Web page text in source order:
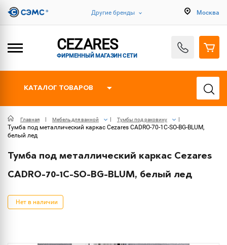
Другие бренды Москва
CEZARES
ФИРМЕННЫЙ МАГАЗИН СЕТИ
КАТАЛОГ ТОВАРОВ
Главная Мебель для ванной Тумбы под раковину
Тумба под металлический каркас Cezares CADRO-70-1C-SO-BG-BLUM,
белый лед
Тумба под металлический каркас Cezares
CADRO-70-1C-SO-BG-BLUM, белый лед
Нет в наличии